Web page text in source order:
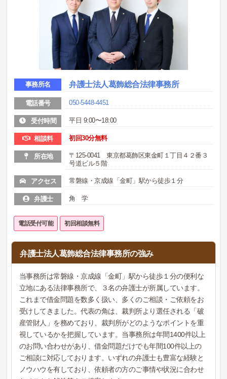
事務所名 弁護士法人葛飾総合法律事務所
電話番号 050-5448-4451
受付時間 平日 9:00〜18:00
相談料 初回30分無料
所在地
〒125-0041 東京都葛飾区東金町１丁目４２番３
号道ビル５階
アクセス 常磐線・京成線「金町」駅から徒歩１分
弁護士 角 学
電話受付可能 初回相談無料
弁護士法人葛飾総合法律事務所の強み
当事務所は常磐線・京成線「金町」駅から徒歩１分の便利な
立地にある法律事務所で、３名の弁護士が所属しています。
これまで借金問題を数多く扱い、多くのご相談・ご依頼をお
受けしてきました。代表の角は、裁判所より選任される「破
産管財人」を務めており、裁判所がどのようなポイントを重
視しているかを把握しています。当事務所は年間1400件以上
のお問い合わせがあり、借金問題だけでも年間100件以上の
ご相談に対応しております。いずれの弁護士も豊富な経験と
ノウハウを有しており、依頼者の方のご事情や状況に合わせ